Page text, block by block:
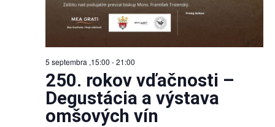
5 septembra ,15:00 -21:00
250. rokov vďačnosti –
Degustácia a výstava
omšových vín